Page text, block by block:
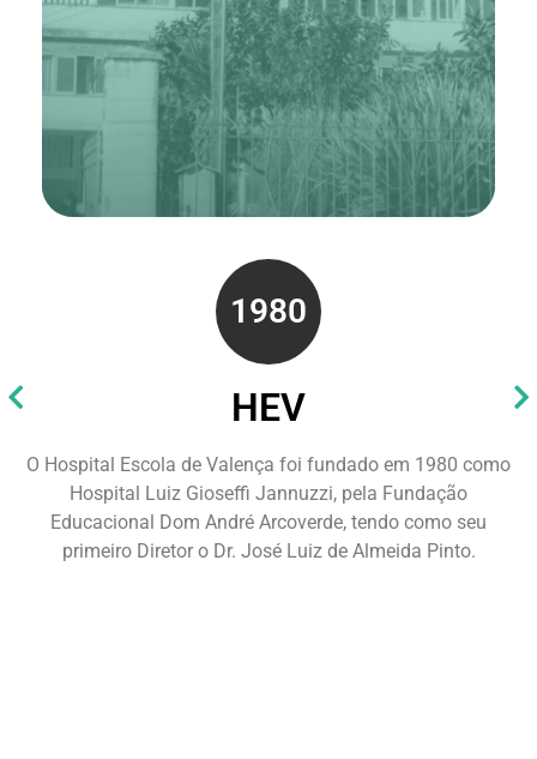
1980
HEV
O Hospital Escola de Valença foi fundado em 1980 como
Hospital Luiz Gioseffi Jannuzzi, pela Fundação
Educacional Dom André Arcoverde, tendo como seu
primeiro Diretor o Dr. José Luiz de Almeida Pinto.